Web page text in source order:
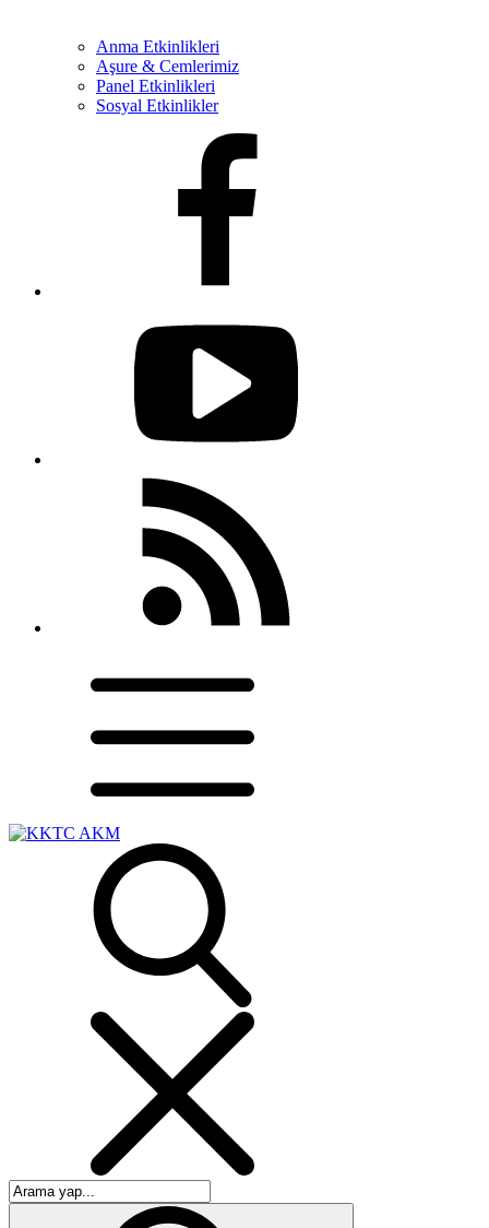
Anma Etkinlikleri
Aşure & Cemlerimiz
Panel Etkinlikleri
Sosyal Etkinlikler